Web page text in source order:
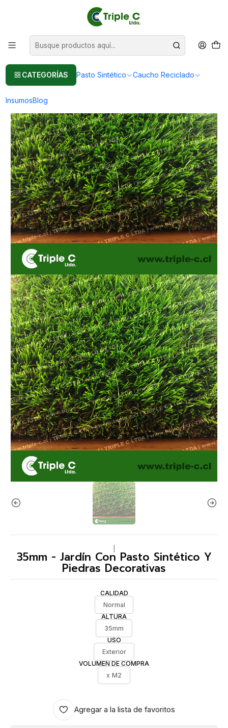
CATEGORÍAS Pasto Sintético Caucho Reciclado
InsumosBlog
Pasto sintético Para Jardín
35mm - Jardín Con Pasto Sintético Y Piedras Decorativas
35mm - Jardín Con Pasto Sintético Y
Piedras Decorativas
CALIDAD
Normal
ALTURA
35mm
USO
Exterior
VOLUMEN DE COMPRA
x M2
Agregar a la lista de favoritos